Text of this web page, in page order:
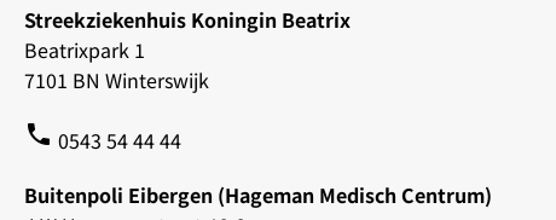
Streekziekenhuis Koningin Beatrix
Beatrixpark 1
7101 BN Winterswijk
phone 0543 54 44 44
Buitenpoli Eibergen (Hageman Medisch Centrum)